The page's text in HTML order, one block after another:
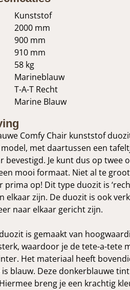
Kunststof
2000 mm
900 mm
910 mm
58 kg
Marineblauw
T-A-T Recht
Marine Blauw
Comfy Chair kunststof
met daartussen een
bevestigd. Je kunt dus op twee
mooi formaat. Niet al te
prima op! Dit type duozit is
elkaar zijn. De duozit is ook
naar elkaar gericht zijn.
is gemaakt van
waardoor je de tete-a-tete
Het materiaal heeft
blauw. Deze donkerblauwe
breng je een krachtig